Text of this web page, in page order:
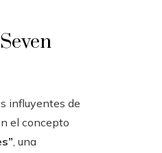
influyentes de
el concepto
, una